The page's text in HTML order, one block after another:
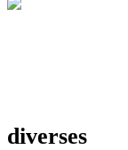
diverses